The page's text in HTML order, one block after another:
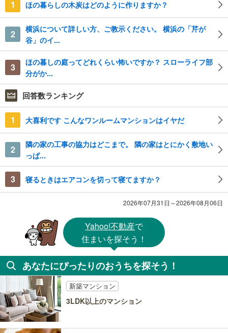
1 ほの暮らしの木炭はどのように作りますか？
2
横浜について詳しい方、ご教示ください。 横浜の「芹が
谷」のイ...
3
ほの暮しの庭ってどれくらい怖いですか？ スローライフ部
分がか...
回答数ランキング
1 大喜利です こんなワンルームマンションはイヤだ
2
隣の家の工事の協力はどこまで。 隣の家はとにかく敷地い
っぱ...
3 寝るときはエアコンを切って寝てますか？
2026年07月31日～2026年08月06日
Yahoo!不動産で
住まいを探そう！
あなたにぴったりのおうちを探そう！
新築マンション
3LDK以上のマンション